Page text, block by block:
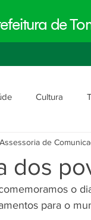
de
Cultura
Obras e
segurança
dos
Assessoria de
o
para o